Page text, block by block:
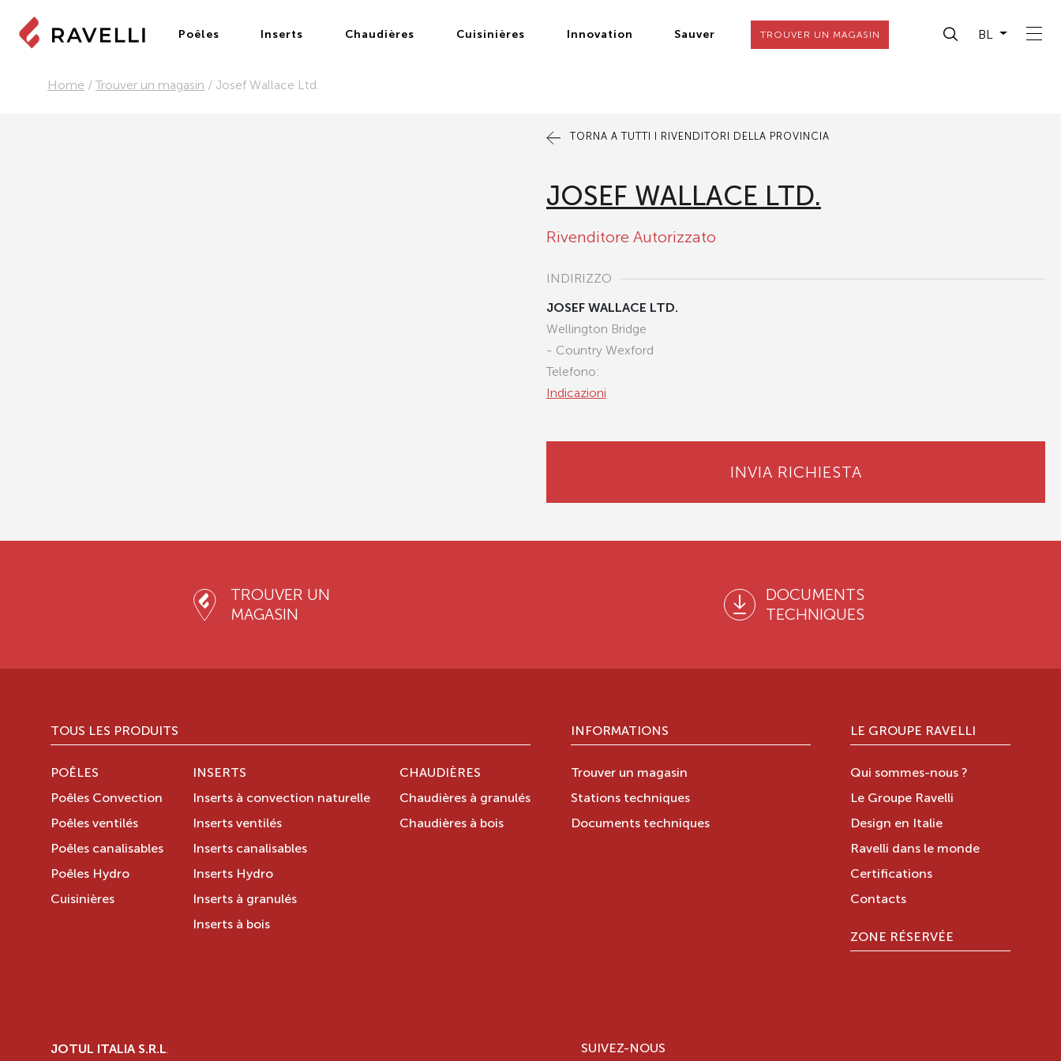
Poêles Inserts Chaudières Cuisinières Innovation Sauver TROUVER UN MAGASIN BL
Home / Trouver un magasin / Josef Wallace Ltd.
TORNA A TUTTI I RIVENDITORI DELLA PROVINCIA
JOSEF WALLACE LTD.
Rivenditore Autorizzato
INDIRIZZO
JOSEF WALLACE LTD.
Wellington Bridge
- Country Wexford
Telefono:
Indicazioni
INVIA RICHIESTA
TROUVER UN
MAGASIN
DOCUMENTS
TECHNIQUES
TOUS LES PRODUITS
POÊLES
Poêles Convection
Poêles ventilés
Poêles canalisables
Poêles Hydro
Cuisinières
INSERTS
Inserts à convection naturelle
Inserts ventilés
Inserts canalisables
Inserts Hydro
Inserts à granulés
Inserts à bois
CHAUDIÈRES
Chaudières à granulés
Chaudières à bois
INFORMATIONS
Trouver un magasin
Stations techniques
Documents techniques
LE GROUPE RAVELLI
Qui sommes-nous ?
Le Groupe Ravelli
Design en Italie
Ravelli dans le monde
Certifications
Contacts
ZONE RÉSERVÉE
JOTUL ITALIA S.R.L. SUIVEZ-NOUS